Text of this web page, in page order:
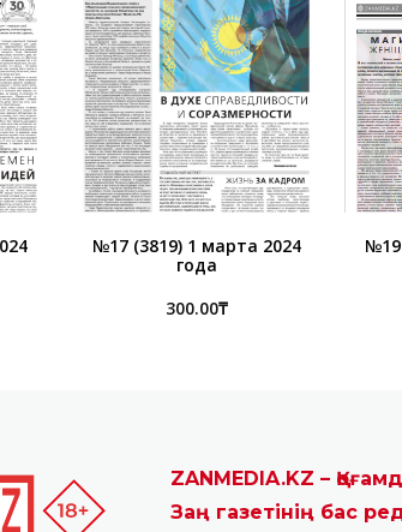
№17 (3819) 1 марта 2024
года
300.00₸
№19
ZANMEDIA.KZ –
Заң газетінің бас